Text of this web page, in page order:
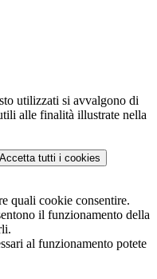
utilizzati si avvalgono di
alle finalità illustrate nella
Accetta tutti i cookies
quali cookie consentire.
il funzionamento della
al funzionamento potete